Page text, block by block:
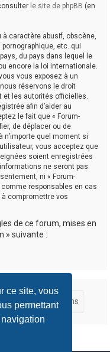
ce site, vous
permettant
le site de phpBB (en
caractère abusif, obscène,
etc. qui
du pays dans lequel le
encore la loi internationale.
vous exposez à un
réservons le droit
et les autorités officielles.
afin d’aider au
le fait que « Forum-
de déplacer ou de
n’importe quel moment si
vous acceptez que
soient enregistrées
ne seront pas
ni « Forum-
comme responsables en cas
compromettre vos
de ce forum, mises en
» suivante :